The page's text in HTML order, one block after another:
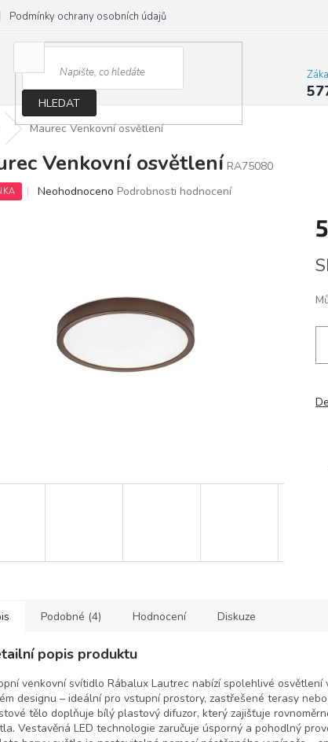
Podmínky ochrany osobních údajů
HLEDAT
Maurec Venkovní osvětlení
Venkovní osvětlení RA75080
Průměrné
Neohodnoceno Podrobnosti hodnocení
Podobné (4) Hodnocení Diskuze
popis produktu
venkovní svítidlo Rábalux Lautrec nabízí spolehlivé osvětlení
designu – ideální pro vstupní prostory, zastřešené terasy
tělo doplňuje bílý plastový difuzor, který zajišťuje
Vestavěná LED technologie zaručuje úsporný a pohodlný